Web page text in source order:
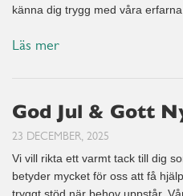
känna dig trygg med våra
Läs mer
God Jul & Gott
23 DECEMBER, 2025
Vi vill rikta ett varmt tack till dig
betyder mycket för oss att få